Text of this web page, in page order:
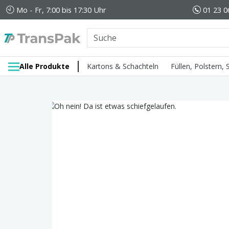
Mo - Fr, 7:00 bis 17:30 Uhr 01 23
Alle Produkte Kartons & Schachteln Füllen, Polstern,